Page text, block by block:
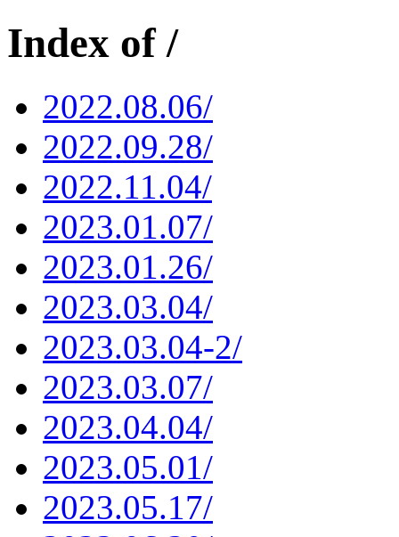
Index of /
2022.08.06/
2022.09.28/
2022.11.04/
2023.01.07/
2023.01.26/
2023.03.04/
2023.03.04-2/
2023.03.07/
2023.04.04/
2023.05.01/
2023.05.17/